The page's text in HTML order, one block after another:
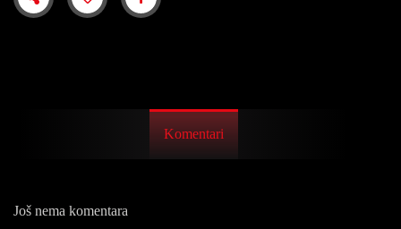
Komentari
Još nema komentara